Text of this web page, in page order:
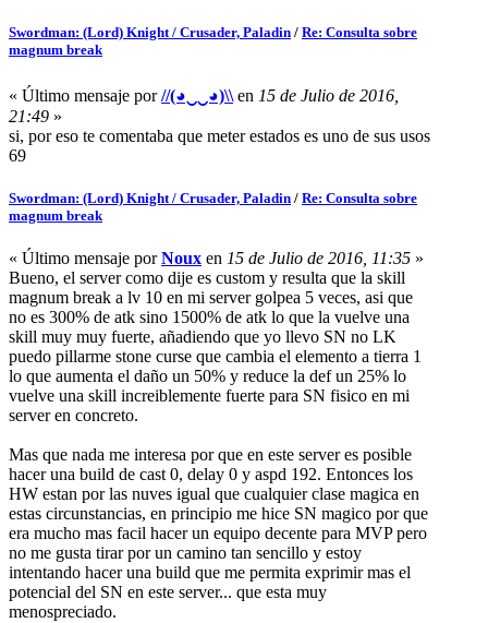
Swordman: (Lord) Knight / Crusader, Paladin / Re: Consulta sobre
magnum break
« Último mensaje por//(◕‿‿◕)\\ en 15 de Julio de 2016,
21:49 »
si, por eso te comentaba que meter estados es uno de sus usos
69
Swordman: (Lord) Knight / Crusader, Paladin / Re: Consulta sobre
magnum break
« Último mensaje porNoux en 15 de Julio de 2016, 11:35 »
Bueno, el server como dije es custom y resulta que la skill
magnum break a lv 10 en mi server golpea 5 veces, asi que
no es 300% de atk sino 1500% de atk lo que la vuelve una
skill muy muy fuerte, añadiendo que yo llevo SN no LK
puedo pillarme stone curse que cambia el elemento a tierra 1
lo que aumenta el daño un 50% y reduce la def un 25% lo
vuelve una skill increiblemente fuerte para SN fisico en mi
server en concreto.
Mas que nada me interesa por que en este server es posible
hacer una build de cast 0, delay 0 y aspd 192. Entonces los
HW estan por las nuves igual que cualquier clase magica en
estas circunstancias, en principio me hice SN magico por que
era mucho mas facil hacer un equipo decente para MVP pero
no me gusta tirar por un camino tan sencillo y estoy
intentando hacer una build que me permita exprimir mas el
potencial del SN en este server... que esta muy
menospreciado.